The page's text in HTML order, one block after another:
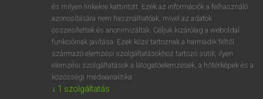
keresése szótárainkban
DÍJMENTES ANGOL SZÓTÁR
és milyen linkekre kattintott. Ezek az információk a felhasználó
azonosítására nem használhatóak, mivel az adatok
összesítettek és anonimizáltak. Céljuk kizárólag a weboldal
funkcióinak javítása. Ezek közé tartoznak a harmadik féltől
származó elemzési szolgáltatásokhoz tartozó sütik; ilyen
elemzési szolgáltatások a látogatóelemzések, a hőtérképek és a
közösségi médiaanalitika.
↓ 1 szolgáltatás